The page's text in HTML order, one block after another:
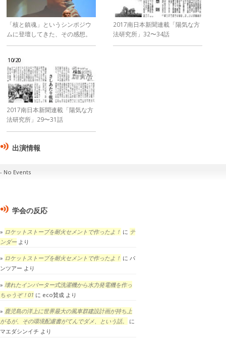
「核と鎮魂」というシンポジウ
ムに登壇してきた、その感想。
2017南日本新聞連載「陽気な方
法研究所」32〜34話
10/20
2017南日本新聞連載「陽気な方
法研究所」29〜31話
出演情報
No Events
学会の反応
ロケットストーブを耐火セメントで作ったよ！ に テ
ンダーより
ロケットストーブを耐火セメントで作ったよ！ に パ
ンツアー より
壊れたインバーター式洗濯機から水力発電機を作っ
ちゃうぞ！01 に eco賛成 より
鹿児島の洋上に世界最大の風車群建設計画が持ち上
がるが、その環境配慮書がてんでダメ、という話。
に
マエダシンイチ より